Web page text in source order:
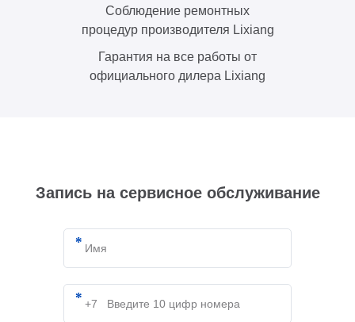
Соблюдение ремонтных
процедур производителя Lixiang
Гарантия на все работы от
официального дилера Lixiang
Запись на сервисное обслуживание